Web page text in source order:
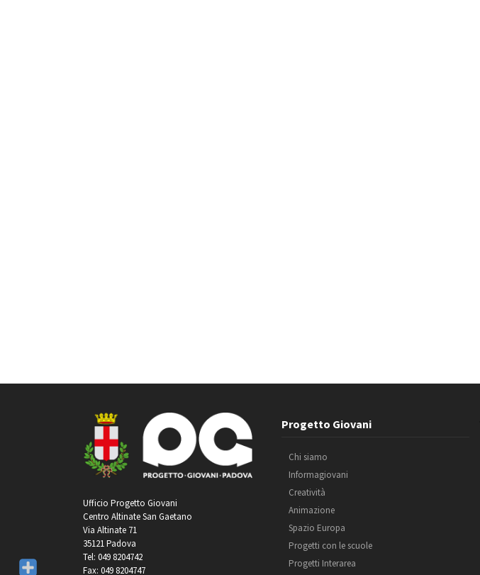
Ufficio Progetto Giovani
Centro Altinate San Gaetano
Via Altinate 71
35121 Padova
Tel: 049 8204742
Fax: 049 8204747
Progetto Giovani
Chi siamo
Informagiovani
Creatività
Animazione
Spazio Europa
Progetti con le scuole
Progetti Interarea